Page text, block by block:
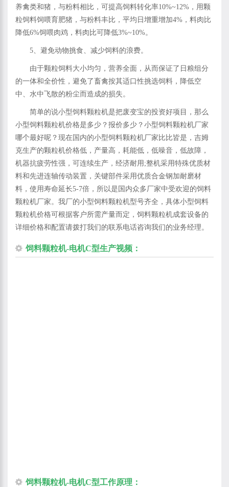
养禽类和猪，与粉料相比，可提高饲料转化率10%~12%，用颗
粒饲料饲喂育肥猪，与粉料丰比，平均日增重增加4%，料肉比
降低6%饲喂肉鸡，料肉比可降低3%~10%。
5、避免动物挑食、减少饲料的浪费。
由于颗粒饲料大小均匀，营养全面，从而保证了日粮组分
的一体和全价性，避免了畜禽按其适口性挑选饲料，降低空
中、水中飞散的粉尘而造成的损失。
简单的说小型饲料颗粒机是把废变宝的投资好项目，那么
小型饲料颗粒机价格是多少？报价多少？小型饲料颗粒机厂家
哪个最好呢？现在国内的小型饲料颗粒机厂家比比皆是，吉姆
克生产的颗粒机价格低，产量高，耗能低，低噪音，低故障，
机器抗疲劳性强，可连续生产，经济耐用;整机采用特殊优质材
料和先进连轴传动装置，关键部件采用优质合金钢加耐磨材
料，使用寿命延长5-7倍，所以是国内众多厂家中受欢迎的饲料
颗粒机厂家。我厂的小型饲料颗粒机型号齐全，具体小型饲料
颗粒机价格可根据客户所需产量而定，饲料颗粒机成套设备的
详细价格和配置请拨打我们的联系电话咨询我们的业务经理。
饲料颗粒机-电机C型生产视频：
饲料颗粒机-电机C型工作原理：